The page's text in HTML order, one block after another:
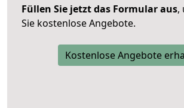
Füllen Sie jetzt das Formular aus,
Sie kostenlose Angebote.
Kostenlose Angebote